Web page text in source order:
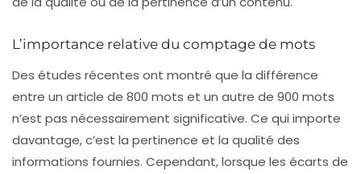
L’importance relative du comptage de mots
Des études récentes ont montré que la différence
entre un article de 800 mots et un autre de 900 mots
n’est pas nécessairement significative. Ce qui importe
davantage, c’est la pertinence et la qualité des
informations fournies. Cependant, lorsque les écarts de